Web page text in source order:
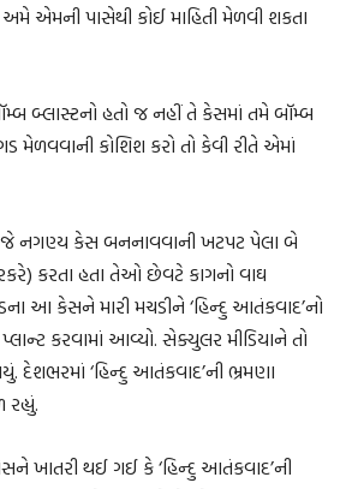
એમની પાસેથી કોઈ માહિતી મેળવી શકતા
બ્લાસ્ટનો હતો જ નહીં તે કેસમાં તમે બૉમ્બ
મેળવવાની કોશિશ કરો તો કેવી રીતે એમાં
નગણ્ય કેસ બનનાવવાની ખટપટ પેલા બે
કરતા હતા તેઓ છેવટે કાગનો વાઘ
આ કેસને મારી મચડીને ‘હિન્દુ આતંકવાદ’નો
કરવામાં આવ્યો. સેક્યુલર મીડિયાને તો
દેશભરમાં ‘હિન્દુ આતંકવાદ’ની ભ્રમણા
રહ્યું.
ખાતરી થઈ ગઈ કે ‘હિન્દુ આતંકવાદ’ની